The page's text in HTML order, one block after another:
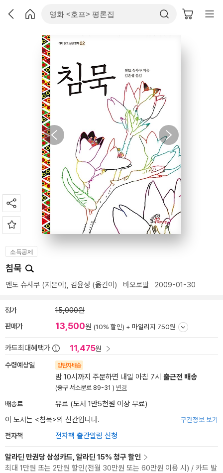
소득공제
침묵
엔도 슈사쿠 (지은이), 김윤성 (옮긴이) 바오로딸 2009-01-30
정가 15,000원
판매가 13,500원 (10% 할인) + 마일리지 750원
카드최대혜택가 11,475원
수령예상일 양탄자배송
밤 10시까지 주문하면 내일 아침 7시 출근전 배송
(중구 서소문로 89-31 ) 변경
배송료
유료 (도서 1만5천원 이상 무료)
이 도서는 <침묵>의 신간입니다. 구간정보 보기
전자책 전자책 출간알림 신청
알라딘 만권당 삼성카드, 알라딘 15% 청구 할인
최대 1만원 또는 2만원 할인(전월 30만원 또는 60만원 이용 시) / 카드 발